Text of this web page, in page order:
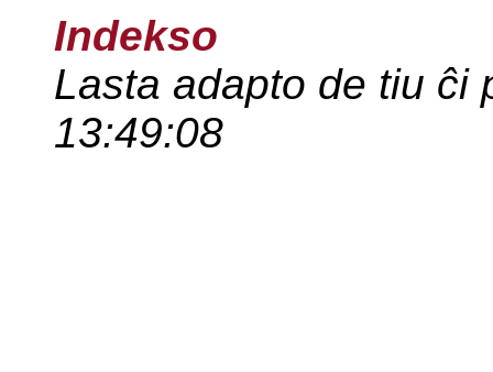
Indekso
Lasta adapto de tiu ĉi
13:49:08